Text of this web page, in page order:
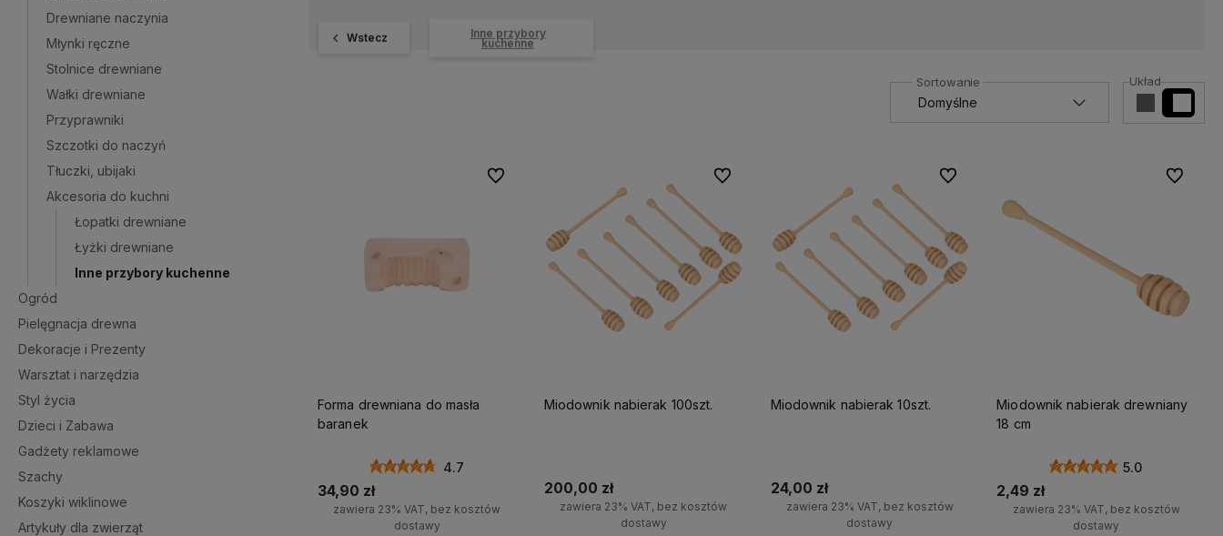
Drewniane naczynia
Młynki ręczne
Stolnice drewniane
Wałki drewniane
Przyprawniki
Szczotki do naczyń
Tłuczki, ubijaki
Akcesoria do kuchni
Łopatki drewniane
Łyżki drewniane
Inne przybory kuchenne
Ogród
Pielęgnacja drewna
Dekoracje i Prezenty
Warsztat i narzędzia
Styl życia
Dzieci i Zabawa
Gadżety reklamowe
Szachy
Koszyki wiklinowe
Artykuły dla zwierząt
Wstecz Inne przybory
kuchenne
Układ
Forma drewniana do masła
baranek
4.7
34,90 zł
zawiera 23% VAT, bez kosztów
dostawy
Do ulubionych
Miodownik nabierak 100szt.
200,00 zł
zawiera 23% VAT, bez kosztów
dostawy
Do ulubionych
Miodownik nabierak 10szt.
24,00 zł
zawiera 23% VAT, bez kosztów
dostawy
Do ulubionych
Miodownik nabierak drewniany
18 cm
5.0
2,49 zł
zawiera 23% VAT, bez kosztów
dostawy
Do